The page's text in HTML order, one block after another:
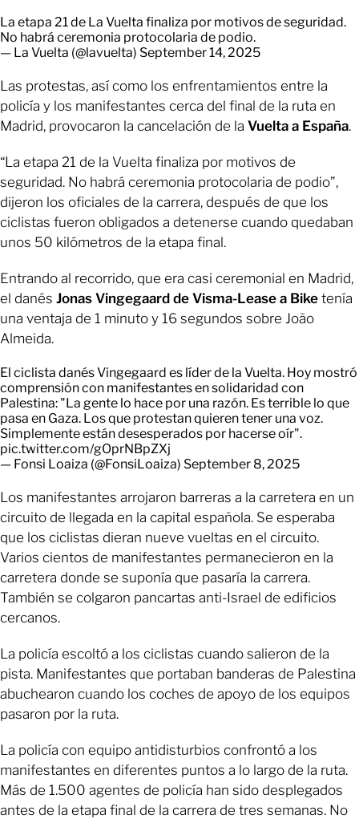
La etapa 21 de La Vuelta finaliza por motivos de seguridad.
No habrá ceremonia protocolaria de podio.
— La Vuelta (@lavuelta) September 14, 2025
Las protestas, así como los enfrentamientos entre la
policía y los manifestantes cerca del final de la ruta en
Madrid, provocaron la cancelación de la Vuelta a España.
“La etapa 21 de la Vuelta finaliza por motivos de
seguridad. No habrá ceremonia protocolaria de podio”,
dijeron los oficiales de la carrera, después de que los
ciclistas fueron obligados a detenerse cuando quedaban
unos 50 kilómetros de la etapa final.
Entrando al recorrido, que era casi ceremonial en Madrid,
el danés Jonas Vingegaard de Visma-Lease a Bike tenía
una ventaja de 1 minuto y 16 segundos sobre João
Almeida.
El ciclista danés Vingegaard es líder de la Vuelta. Hoy mostró
comprensión con manifestantes en solidaridad con
Palestina: "La gente lo hace por una razón. Es terrible lo que
pasa en Gaza. Los que protestan quieren tener una voz.
Simplemente están desesperados por hacerse oír".
pic.twitter.com/gOprNBpZXj
— Fonsi Loaiza (@FonsiLoaiza) September 8, 2025
Los manifestantes arrojaron barreras a la carretera en un
circuito de llegada en la capital española. Se esperaba
que los ciclistas dieran nueve vueltas en el circuito.
Varios cientos de manifestantes permanecieron en la
carretera donde se suponía que pasaría la carrera.
También se colgaron pancartas anti-Israel de edificios
cercanos.
La policía escoltó a los ciclistas cuando salieron de la
pista. Manifestantes que portaban banderas de Palestina
abuchearon cuando los coches de apoyo de los equipos
pasaron por la ruta.
La policía con equipo antidisturbios confrontó a los
manifestantes en diferentes puntos a lo largo de la ruta.
Más de 1.500 agentes de policía han sido desplegados
antes de la etapa final de la carrera de tres semanas. No